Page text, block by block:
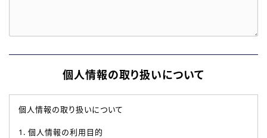
個人情報の取り扱いについて
個人情報の取り扱いについて
1. 個人情報の利用目的